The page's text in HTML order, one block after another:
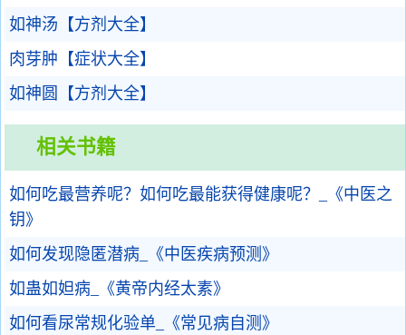
如神汤【方剂大全】
肉芽肿【症状大全】
如神圆【方剂大全】
相关书籍
如何吃最营养呢？如何吃最能获得健康呢？_《中医之
钥》
如何发现隐匿潜病_《中医疾病预测》
如蛊如妲病_《黄帝内经太素》
如何看尿常规化验单_《常见病自测》